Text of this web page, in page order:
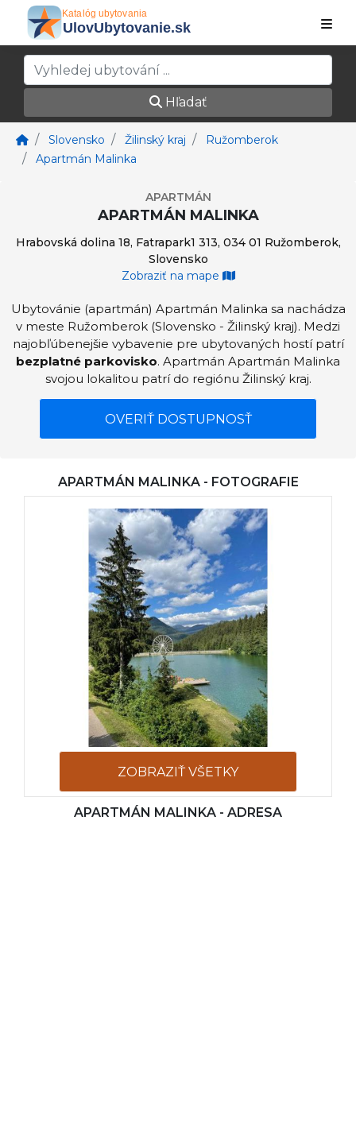
Hľadať
Slovensko Žilinský kraj
Ružomberok
Apartmán Malinka
APARTMÁN
APARTMÁN MALINKA
Hrabovská dolina 18, Fatrapark1 313, 034 01 Ružomberok,
Slovensko
Zobraziť na mape
Ubytovánie (apartmán) Apartmán Malinka sa nachádza
v meste Ružomberok (Slovensko - Žilinský kraj). Medzi
najobľúbenejšie vybavenie pre ubytovaných hostí patrí
bezplatné parkovisko. Apartmán Apartmán Malinka
svojou lokalitou patrí do regiónu Žilinský kraj.
OVERIŤ DOSTUPNOSŤ
APARTMÁN MALINKA - FOTOGRAFIE
ZOBRAZIŤ VŠETKY
FOTOGRAFIE
APARTMÁN MALINKA - ADRESA